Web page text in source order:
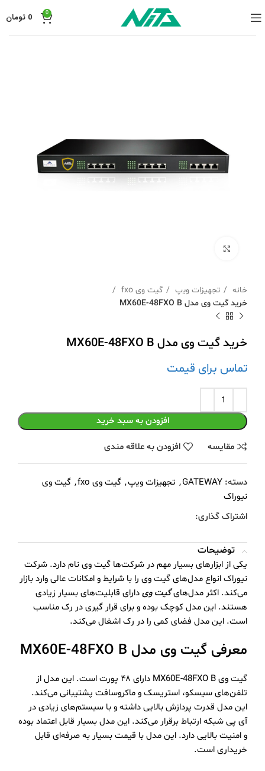
0
0 تومان
خانه ﺗﺠﻬﯿﺰات وﯾپ
گیت وی fxo
خرید گیت وی مدل MX60E-48FXO B
خرید گیت وی مدل MX60E-48FXO B
تماس برای قیمت
افزودن به سبد خرید
مقايسه افزودن به علاقه مندی
دسته: GATEWAY
, ﺗﺠﻬﯿﺰات وﯾپ, گیت وی fxo , گیت وی
نیوراک
اشتراک گذاری:
توضیحات
یکی از ابزارهای بسیار مهم در شرکت‌ها گیت وی نام دارد. شرکت
نیوراک انواع مدل‌‌های گیت وی را با شرایط و امکانات عالی وارد بازار
می‌‌کند. اکثر مدل‌هایگیت ویدارای قابلیت‌های بسیار زیادی
هستند. این مدل کوچک بوده و برای قرار گیری در رک مناسب
است. این مدل فضای کمی را در رک اشغال ‌می‌کند.
معرفی گیت وی مدل MX60E-48FXO B
گیت وی MX60E-48FXO B دارای ۴۸ پورت است. این مدل از
تلفن‌های سیسکو، استریسک و ماکروسافت پشتیبانی ‌می‌کند.
این مدل قدرت پردازش بالایی داشته و با سیستم‌های زیادی در
آی پی شبکه ارتباط برقرار ‌می‌کند. این مدل بسیار قابل اعتماد بوده
و امنیت بالایی دارد. این مدل با قیمت بسیار به صرفه‌ای قابل
خریداری است.